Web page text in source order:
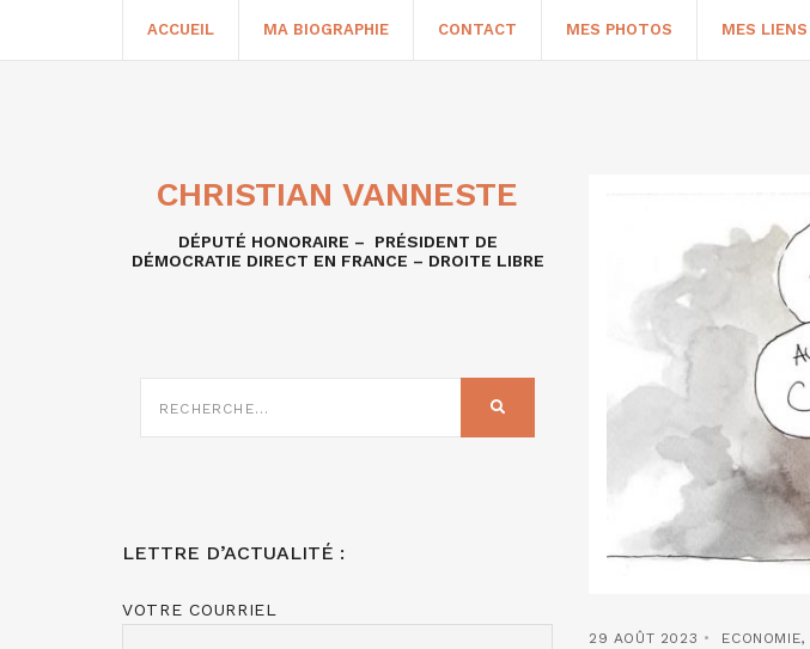
ACCUEIL MA BIOGRAPHIE CONTACT MES PHOTOS MES LIENS
29 AOÛT 2023 ECONOMIE,
CHRISTIAN VANNESTE
DÉPUTÉ HONORAIRE – PRÉSIDENT DE
DÉMOCRATIE DIRECT EN FRANCE – DROITE LIBRE
SUR
LETTRE D’ACTUALITÉ :
VOTRE COURRIEL